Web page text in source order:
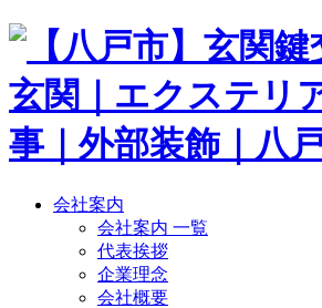
会社案内
会社案内 一覧
代表挨拶
企業理念
会社概要